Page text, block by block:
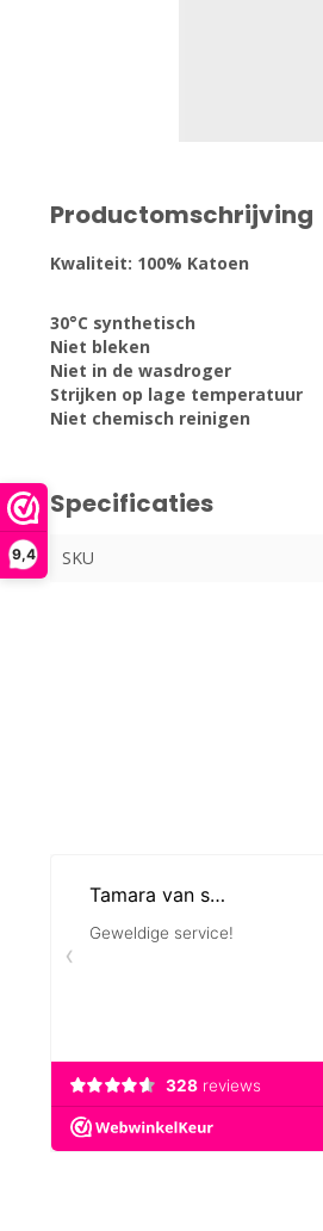
9,4
Productomschrijving
Kwaliteit: 100% Katoen
30°C synthetisch
Niet bleken
Niet in de wasdroger
Strijken op lage temperatuur
Niet chemisch reinigen
Specificaties
SKU